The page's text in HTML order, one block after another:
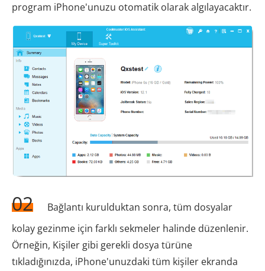
program iPhone'unuzu otomatik olarak algılayacaktır.
02
Bağlantı kurulduktan sonra, tüm dosyalar
kolay gezinme için farklı sekmeler halinde düzenlenir.
Örneğin, Kişiler gibi gerekli dosya türüne
tıkladığınızda, iPhone'unuzdaki tüm kişiler ekranda